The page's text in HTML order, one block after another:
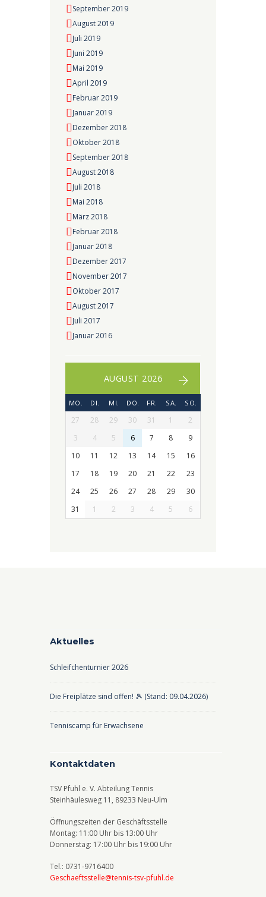
September 2019
August 2019
Juli 2019
Juni 2019
Mai 2019
April 2019
Februar 2019
Januar 2019
Dezember 2018
Oktober 2018
September 2018
August 2018
Juli 2018
Mai 2018
März 2018
Februar 2018
Januar 2018
Dezember 2017
November 2017
Oktober 2017
August 2017
Juli 2017
Januar 2016
AUGUST 2026
MO. DI. MI. DO. FR. SA. SO.
27 28 29 30 31 1
2
3
4 5 6 7 8
9
10
11 12 13 14 15
16
17
18 19 20 21 22
23
24
25 26 27 28 29
30
31
1 2 3 4 5 6
Aktuelles
Schleifchenturnier 2026
Die Freiplätze sind offen! 🎾 (Stand: 09.04.2026)
Tenniscamp für Erwachsene
Kontaktdaten
TSV Pfuhl e. V. Abteilung Tennis
Steinhäulesweg 11, 89233 Neu-Ulm
Öffnungszeiten der Geschäftsstelle
Montag: 11:00 Uhr bis 13:00 Uhr
Donnerstag: 17:00 Uhr bis 19:00 Uhr
Tel.: 0731-9716400
Geschaeftsstelle@tennis-tsv-pfuhl.de